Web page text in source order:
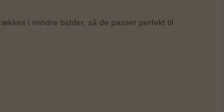
i mindre bidder, så de passer perfekt til